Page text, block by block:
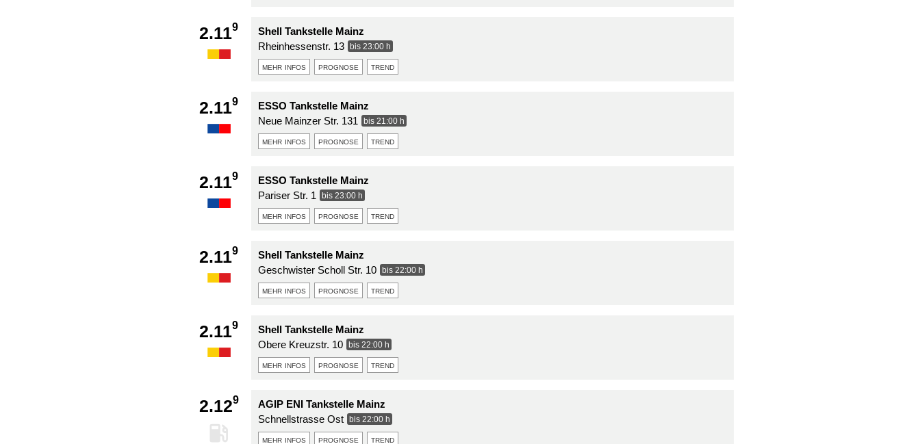
2.119
Shell Tankstelle Mainz
Rheinhessenstr. 13
bis 23:00 h
mehr infos prognose trend
2.119
ESSO Tankstelle Mainz
Neue Mainzer Str. 131
bis 21:00 h
mehr infos prognose trend
2.119
ESSO Tankstelle Mainz
Pariser Str. 1
bis 23:00 h
mehr infos prognose trend
2.119
Shell Tankstelle Mainz
Geschwister Scholl Str. 10
bis 22:00 h
mehr infos prognose trend
2.119
Shell Tankstelle Mainz
Obere Kreuzstr. 10
bis 22:00 h
mehr infos prognose trend
2.129
AGIP ENI Tankstelle Mainz
Schnellstrasse Ost
bis 22:00 h
mehr infos prognose trend